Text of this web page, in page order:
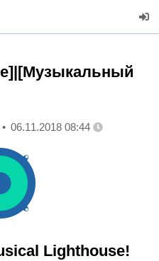
06.11.2018 08:44
Lighthouse!